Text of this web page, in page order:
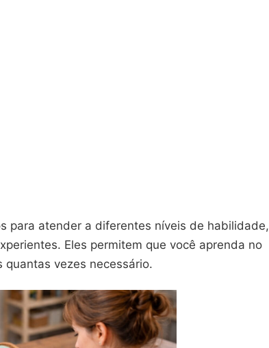
para atender a diferentes níveis de habilidade,
Eles permitem que você aprenda no
vezes necessário.